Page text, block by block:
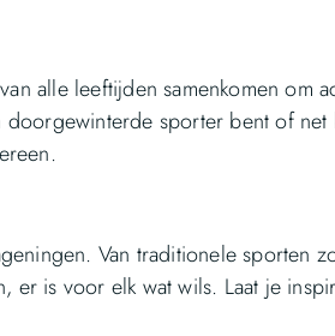
alle leeftijden samenkomen om
sporter bent of net
Van traditionele sporten
er is voor elk wat wils. Laat je